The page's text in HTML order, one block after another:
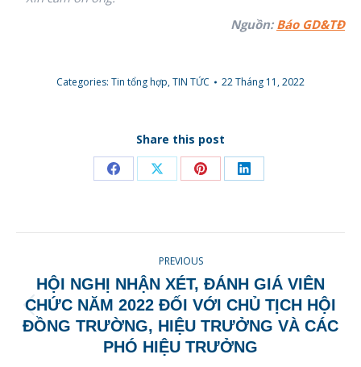
Nguồn:Báo GD&TĐ
Categories: Tin tổng hợp,TIN TỨC 22 Tháng 11, 2022
Share this post
Share Share Share Share
NAVIGATION
PREVIOUS
Previous
post:
HỘI NGHỊ NHẬN XÉT, ĐÁNH GIÁ VIÊN
CHỨC NĂM 2022 ĐỐI VỚI CHỦ TỊCH HỘI
ĐỒNG TRƯỜNG, HIỆU TRƯỞNG VÀ CÁC
PHÓ HIỆU TRƯỞNG